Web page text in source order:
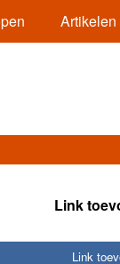
Artikelen
Link
Link